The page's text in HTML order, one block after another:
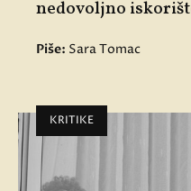
nedovoljno
Piše: Sara Tomac
KRITIKE